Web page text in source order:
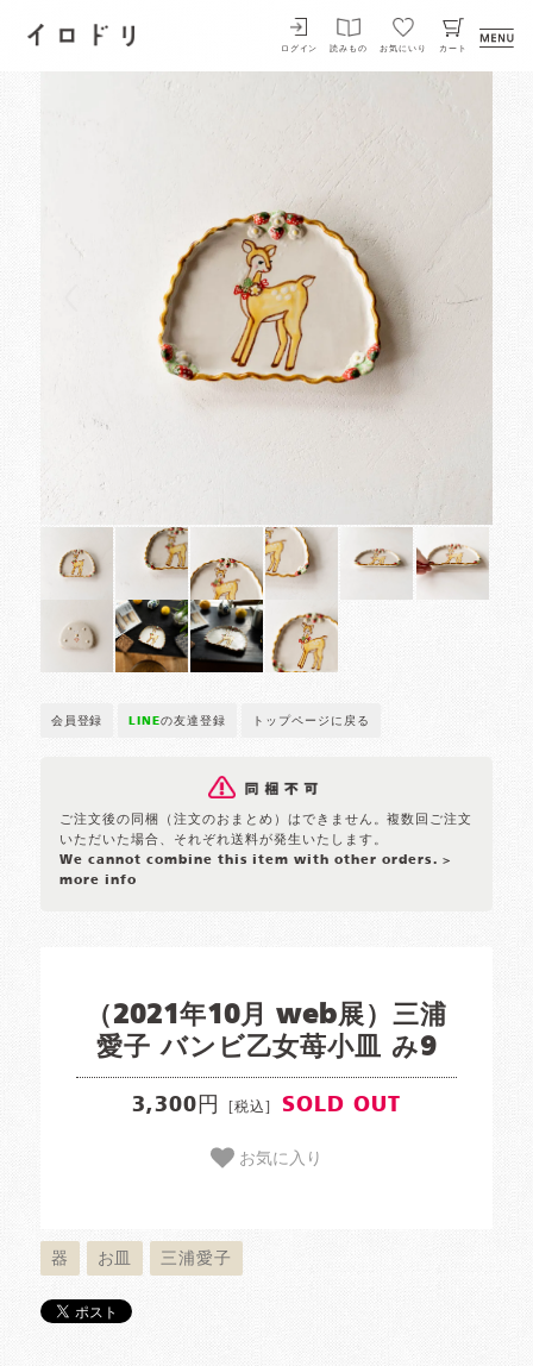
イロドリ
ログイン 読みもの お気にいり カート
会員登録 LINEの友達登録 トップページに戻る
ご注文後の同梱（注文のおまとめ）はできません。複数回ご注文
いただいた場合、それぞれ送料が発生いたします。
We cannot combine this item with other orders. >
more info
（2021年10月 web展）三浦
愛子 バンビ乙女苺小皿 み9
3,300円 [税込] SOLD OUT
お気に入り
器 お皿 三浦愛子